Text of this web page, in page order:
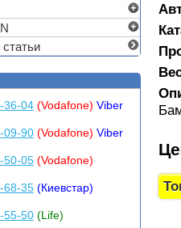
36-04(Vodafone) Viber
09-90(Vodafone) Viber
50-05(Vodafone)
68-35(Киевстар)
55-50(Life)